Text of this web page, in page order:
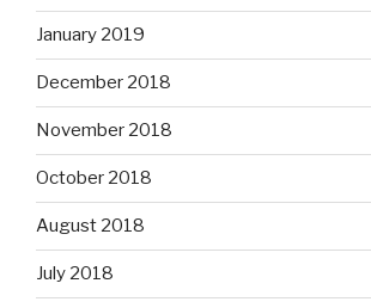
January 2019
December 2018
November 2018
October 2018
August 2018
July 2018